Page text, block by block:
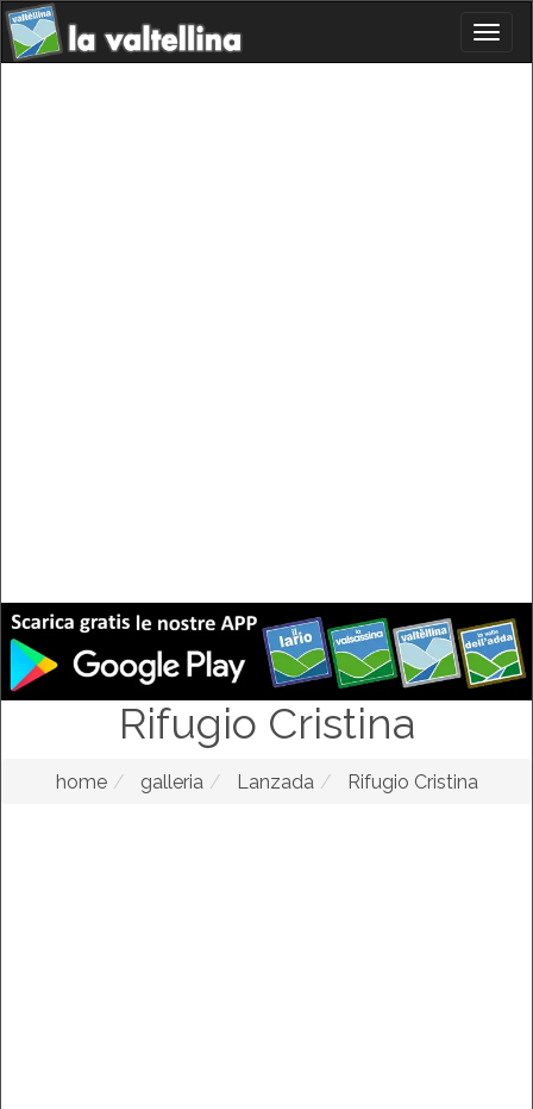
Rifugio Cristina
home galleria Lanzada Rifugio Cristina